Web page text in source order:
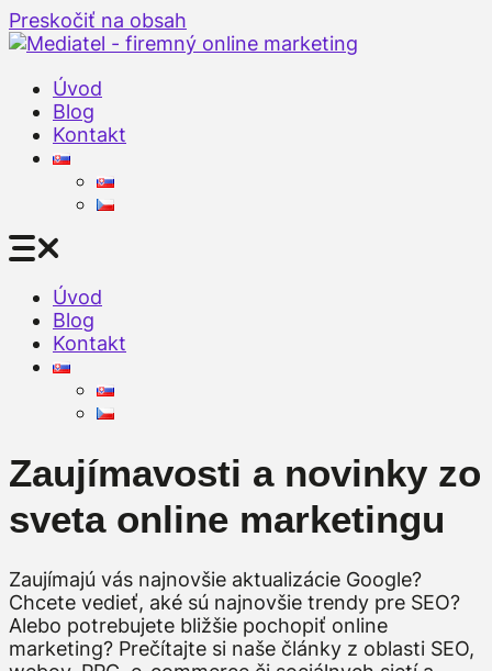
Preskočiť na obsah
Úvod
Blog
Kontakt
Úvod
Blog
Kontakt
Zaujímavosti a novinky zo
sveta online marketingu
Zaujímajú vás najnovšie aktualizácie Google?
Chcete vedieť, aké sú najnovšie trendy pre SEO?
Alebo potrebujete bližšie pochopiť online
marketing? Prečítajte si naše články z oblasti SEO,